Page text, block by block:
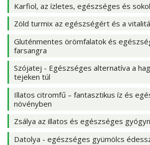
Karfiol, az ízletes, egészséges és
Zöld turmix az egészségért és a
Gluténmentes örömfalatok és
farsangra
Szójatej - Egészséges alternatíva a
tejeken túl
Illatos citromfű – fantasztikus íz és
növényben
Zsálya az illatos és egészséges
Datolya - egészséges gyümölcs